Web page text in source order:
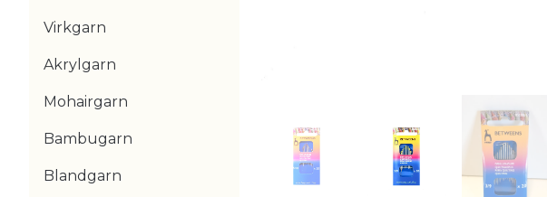
Virkgarn
Akrylgarn
Mohairgarn
Bambugarn
Blandgarn